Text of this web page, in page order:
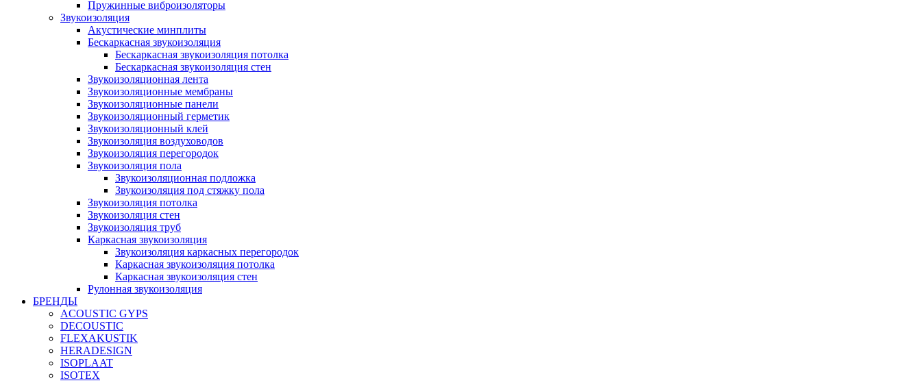
Пружинные виброизоляторы
Звукоизоляция
Акустические минплиты
Бескаркасная звукоизоляция
Бескаркасная звукоизоляция потолка
Бескаркасная звукоизоляция стен
Звукоизоляционная лента
Звукоизоляционные мембраны
Звукоизоляционные панели
Звукоизоляционный герметик
Звукоизоляционный клей
Звукоизоляция воздуховодов
Звукоизоляция перегородок
Звукоизоляция пола
Звукоизоляционная подложка
Звукоизоляция под стяжку пола
Звукоизоляция потолка
Звукоизоляция стен
Звукоизоляция труб
Каркасная звукоизоляция
Звукоизоляция каркасных перегородок
Каркасная звукоизоляция потолка
Каркасная звукоизоляция стен
Рулонная звукоизоляция
БРЕНДЫ
ACOUSTIC GYPS
DECOUSTIC
FLEXAKUSTIK
HERADESIGN
ISOPLAAT
ISOTEX